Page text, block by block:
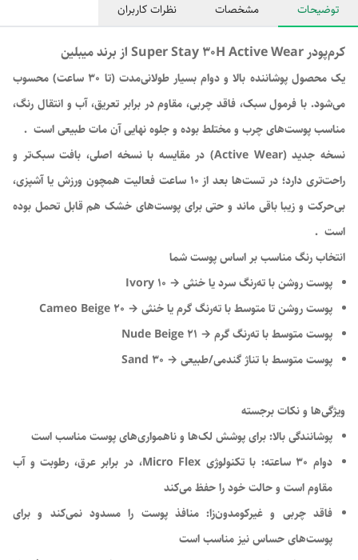
توضیحات مشخصات نظرات کاربران
کرم‌پودر Super Stay 30H Active Wear از برند میبلین
یک محصول پوشاننده‌ بالا و دوام بسیار طولانی‌مدت (تا ۳۰ ساعت) محسوب
می‌شود. با فرمول سبک، فاقد چربی، مقاوم در برابر تعریق، آب و انتقال رنگ،
مناسب پوست‌های چرب و مختلط بوده و جلوه نهایی آن مات طبیعی است .
نسخه جدید (Active Wear) در مقایسه با نسخه اصلی، بافت سبک‌تر و
راحت‌تری دارد؛ در تست‌ها بعد از ۱۰ ساعت فعالیت همچون ورزش یا آشپزی،
بی‌حرکت و زیبا باقی ماند و حتی برای پوست‌های خشک هم قابل تحمل بوده
است .
انتخاب رنگ مناسب بر اساس پوست شما
پوست روشن با ته‌رنگ سرد یا خنثی → Ivory 10
پوست روشن‌ تا متوسط با ته‌رنگ گرم یا خنثی → Cameo Beige 20
پوست متوسط با ته‌رنگ گرم → Nude Beige 21
پوست متوسط با تناژ گندمی‌/طبیعی → Sand 30
ویژگی‌ها و نکات برجسته
پوشانندگی بالا: برای پوشش لک‌ها و ناهمواری‌های پوست مناسب است
دوام ۳۰ ساعته: با تکنولوژی Micro Flex، در برابر عرق، رطوبت و آب
مقاوم است و حالت خود را حفظ می‌کند
فاقد چربی و غیرکومدون‌زا: منافذ پوست را مسدود نمی‌کند و برای
پوست‌های حساس نیز مناسب است